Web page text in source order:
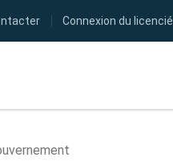
Connexion du licencié